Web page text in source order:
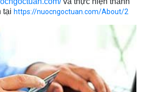
tại https://nuocngoctuan.com/About/2